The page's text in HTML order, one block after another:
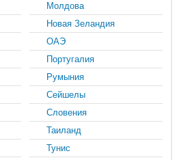
Молдова
Новая Зеландия
ОАЭ
Португалия
Румыния
Сейшелы
Словения
Таиланд
Тунис